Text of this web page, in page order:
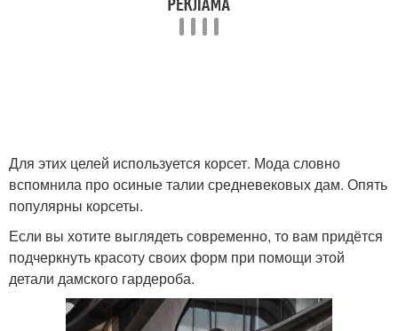
Для этих целей используется корсет. Мода словно
вспомнила про осиные талии средневековых дам. Опять
популярны корсеты.
Если вы хотите выглядеть современно, то вам придётся
подчеркнуть красоту своих форм при помощи этой
детали дамского гардероба.